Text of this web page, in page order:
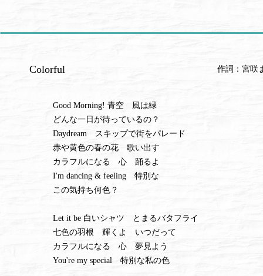
Colorful 作詞：宮咲
Good Morning! 青空 風は緑
どんな一日が待っているの？
Daydream スキップで街をパレード
赤や黄色の春の花 歌い出す
カラフルになる 心 踊るよ
I'm dancing & feeling 特別な
この気持ち何色？
Let it be 白いシャツ とまるバタフライ
七色の羽根 輝くよ いつだって
カラフルになる 心 夢見よう
You're my special 特別な私の色